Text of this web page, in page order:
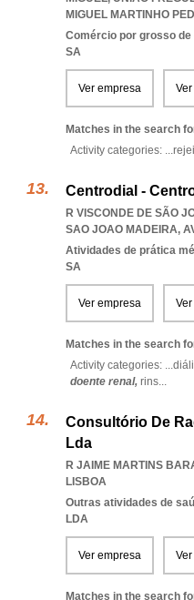
MIGUEL MARTINHO
Comércio por grosso
SA
Ver empresa
Matches in the search
Activity categories: ...
Centrodial -
R VISCONDE DE SÃO
SAO JOAO MADEIRA,
Atividades de prática
SA
Ver empresa
Matches in the search
Activity categories: ...
doente renal, rins...
Consultório De
Lda
R JAIME MARTINS
LISBOA
Outras atividades de
LDA
Ver empresa
Matches in the search